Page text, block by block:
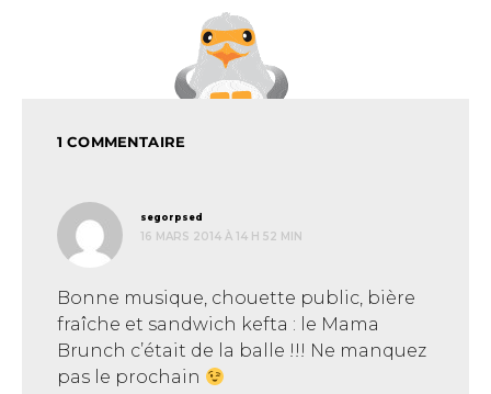
1 COMMENTAIRE
segorpsed
16 MARS 2014 À 14 H 52 MIN
Bonne musique, chouette public, bière
fraîche et sandwich kefta : le Mama
Brunch c’était de la balle !!! Ne manquez
pas le prochain